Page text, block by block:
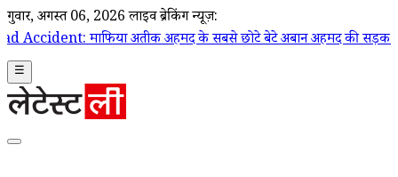
गुरूवार, अगस्त 06, 2026 लाइव ब्रेकिंग न्यूज़:
अतीक अहमद के सबसे छोटे बेटे अबान अहमद की सड़क हादसे में मौत;
☰